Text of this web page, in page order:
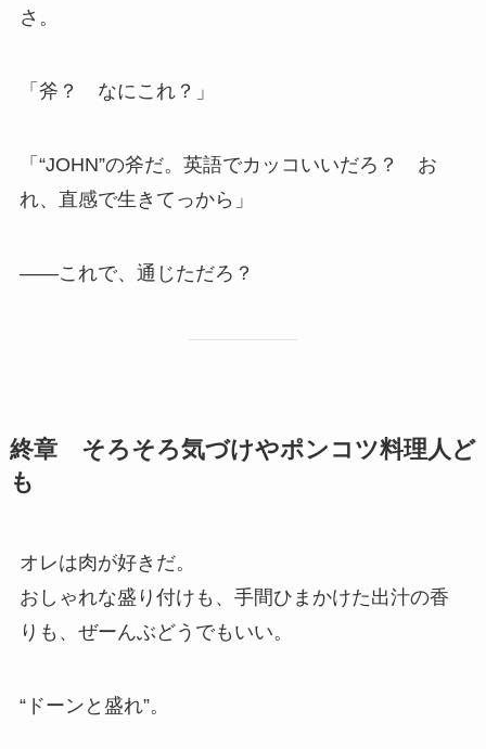
さ。
「斧？ なにこれ？」
「“JOHN”の斧だ。英語でカッコいいだろ？ お
れ、直感で生きてっから」
——これで、通じただろ？
終章 そろそろ気づけやポンコツ料理人ど
も
オレは肉が好きだ。
おしゃれな盛り付けも、手間ひまかけた出汁の香
りも、ぜーんぶどうでもいい。
“ドーンと盛れ”。